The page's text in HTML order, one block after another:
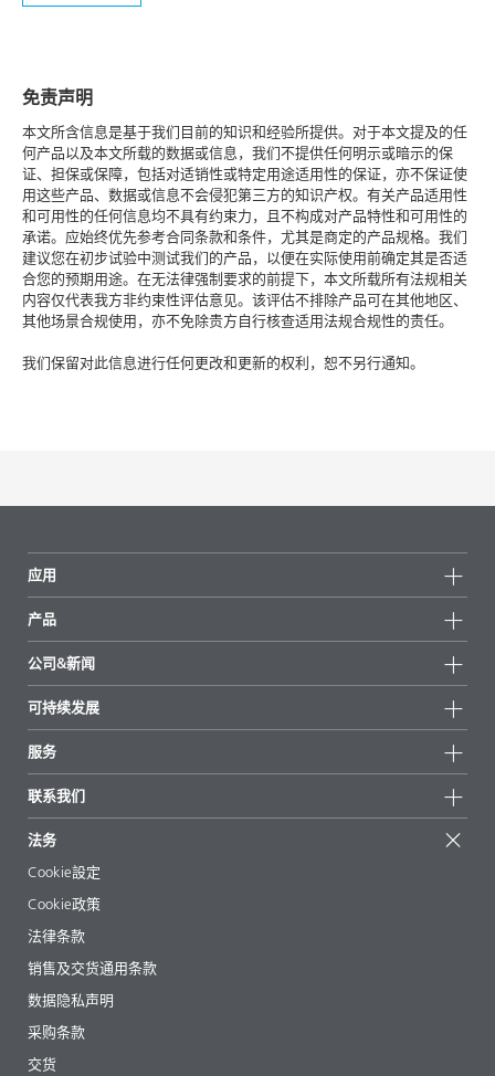
免责声明
本文所含信息是基于我们目前的知识和经验所提供。对于本文提及的任
何产品以及本文所载的数据或信息，我们不提供任何明示或暗示的保
证、担保或保障，包括对适销性或特定用途适用性的保证，亦不保证使
用这些产品、数据或信息不会侵犯第三方的知识产权。有关产品适用性
和可用性的任何信息均不具有约束力，且不构成对产品特性和可用性的
承诺。应始终优先参考合同条款和条件，尤其是商定的产品规格。我们
建议您在初步试验中测试我们的产品，以便在实际使用前确定其是否适
合您的预期用途。在无法律强制要求的前提下，本文所载所有法规相关
内容仅代表我方非约束性评估意见。该评估不排除产品可在其他地区、
其他场景合规使用，亦不免除贵方自行核查适用法规合规性的责任。
我们保留对此信息进行任何更改和更新的权利，恕不另行通知。
应用
产品
所有产品
重点推荐
公司&新闻
新闻
新闻和媒体
地区和分销商
展会和活动
可持续发展
可持续产品
成功案例
EcoVadis
认证
服务
起始配方
文章
电子书
法规事务
助剂指南 App
视频
下载
联系我们
法务
Cookie設定
Cookie政策
法律条款
销售及交货通用条款
数据隐私声明
采购条款
交货